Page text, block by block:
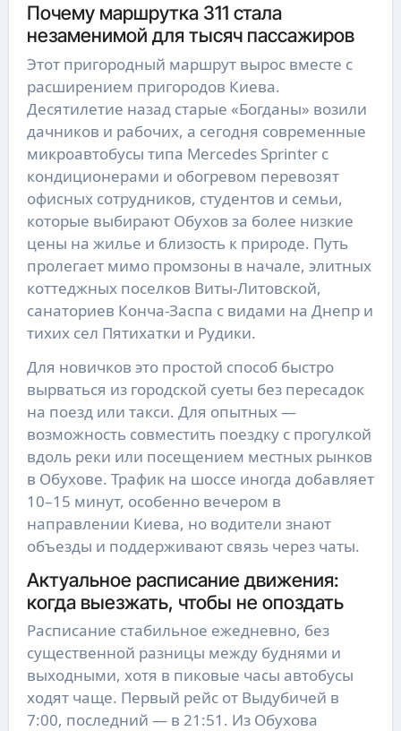
Почему маршрутка 311 стала
незаменимой для тысяч пассажиров
Этот пригородный маршрут вырос вместе с
расширением пригородов Киева.
Десятилетие назад старые «Богданы» возили
дачников и рабочих, а сегодня современные
микроавтобусы типа Mercedes Sprinter с
кондиционерами и обогревом перевозят
офисных сотрудников, студентов и семьи,
которые выбирают Обухов за более низкие
цены на жилье и близость к природе. Путь
пролегает мимо промзоны в начале, элитных
коттеджных поселков Виты-Литовской,
санаториев Конча-Заспа с видами на Днепр и
тихих сел Пятихатки и Рудики.
Для новичков это простой способ быстро
вырваться из городской суеты без пересадок
на поезд или такси. Для опытных —
возможность совместить поездку с прогулкой
вдоль реки или посещением местных рынков
в Обухове. Трафик на шоссе иногда добавляет
10–15 минут, особенно вечером в
направлении Киева, но водители знают
объезды и поддерживают связь через чаты.
Актуальное расписание движения:
когда выезжать, чтобы не опоздать
Расписание стабильное ежедневно, без
существенной разницы между буднями и
выходными, хотя в пиковые часы автобусы
ходят чаще. Первый рейс от Выдубичей в
7:00, последний — в 21:51. Из Обухова